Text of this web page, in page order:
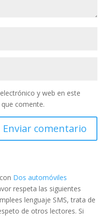
y web en este
comente.
Dos automóviles
respeta las siguientes
lenguaje SMS, trata de
de otros lectores. Si